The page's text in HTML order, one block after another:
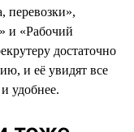
перевозки»,
и «Рабочий
достаточно
и её увидят все
удобнее.